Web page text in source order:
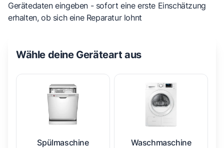
Gerätedaten eingeben - sofort eine erste Einschätzung
erhalten, ob sich eine Reparatur lohnt
Wähle deine Geräteart aus
Spülmaschine Waschmaschine